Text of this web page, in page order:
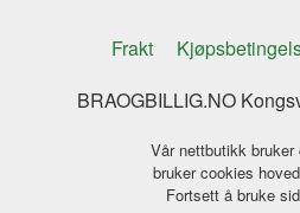
Frakt
BRAOGBILLIG.NO
Vår nettbutikk
bruker cookies
Fortsett å bruke